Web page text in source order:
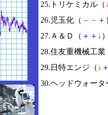
25.トリケミカル（ ↓
26.児玉化（ － － ＋
27.Ａ＆Ｄ（ ＋ ＋ ↓
28.住友重機械工業
29.日特エンジ（ ↓ ＋
30.ヘッドウォータ